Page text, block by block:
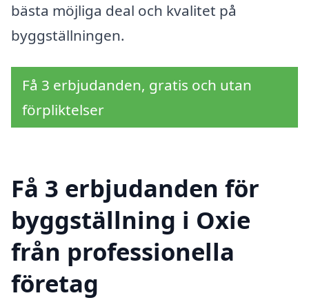
bästa möjliga deal och kvalitet på
byggställningen.
Få 3 erbjudanden, gratis och utan
förpliktelser
Få 3 erbjudanden för
byggställning i Oxie
från professionella
företag